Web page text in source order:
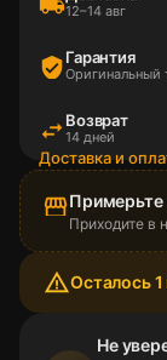
12–14 авг
verified_userГарантия
Оригинальный
swap_horiz Возврат
14 дней
Доставка и
storefrontПримерьте
Приходите в
warning_amberОсталось 1
Не